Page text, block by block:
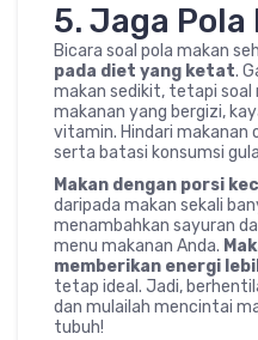
5. Jaga
Bicara soal pola makan
pada diet yang ketat.
makan sedikit, tetapi soal
makanan yang bergizi,
vitamin. Hindari makanan
serta batasi konsumsi
Makan dengan porsi
daripada makan sekali
menambahkan sayuran
menu makanan Anda.
memberikan energi
tetap ideal. Jadi,
dan mulailah mencintai
tubuh!